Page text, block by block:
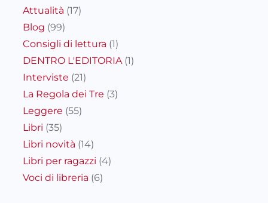
Attualità (17)
Blog (99)
Consigli di lettura (1)
DENTRO L'EDITORIA(1)
Interviste (21)
La Regola dei Tre (3)
Leggere (55)
Libri (35)
Libri novità (14)
Libri per ragazzi (4)
Voci di libreria (6)